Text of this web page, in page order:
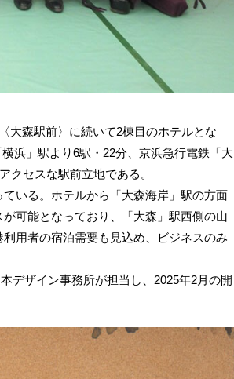
大森駅前〉に続いて2棟目のホテルとな
浜」駅より6駅・22分、京浜急行電鉄「大
クセスな駅前立地である。
いる。ホテルから「大森海岸」駅の方面
可能となっており、「大森」駅西側の山
用者の宿泊需要も見込め、ビジネスのみ
デザイン事務所が担当し、2025年2月の開